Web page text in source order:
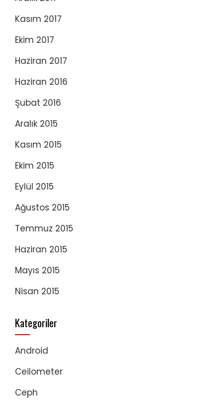
Kasım 2017
Ekim 2017
Haziran 2017
Haziran 2016
Şubat 2016
Aralık 2015
Kasım 2015
Ekim 2015
Eylül 2015
Ağustos 2015
Temmuz 2015
Haziran 2015
Mayıs 2015
Nisan 2015
Kategoriler
Android
Ceilometer
Ceph